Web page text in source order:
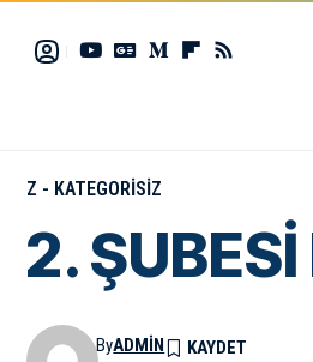
Z - KATEGORISIZ
2.
ByADMIN